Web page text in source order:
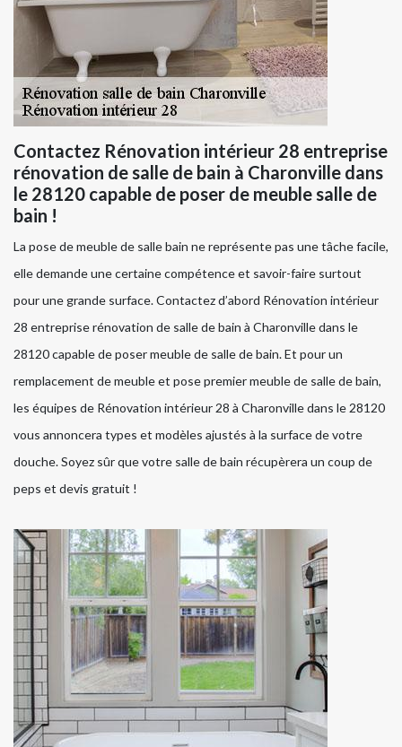
Contactez Rénovation intérieur 28 entreprise
rénovation de salle de bain à Charonville dans
le 28120 capable de poser de meuble salle de
bain !
La pose de meuble de salle bain ne représente pas une tâche facile,
elle demande une certaine compétence et savoir-faire surtout
pour une grande surface. Contactez d’abord Rénovation intérieur
28 entreprise rénovation de salle de bain à Charonville dans le
28120 capable de poser meuble de salle de bain. Et pour un
remplacement de meuble et pose premier meuble de salle de bain,
les équipes de Rénovation intérieur 28 à Charonville dans le 28120
vous annoncera types et modèles ajustés à la surface de votre
douche. Soyez sûr que votre salle de bain récupèrera un coup de
peps et devis gratuit !